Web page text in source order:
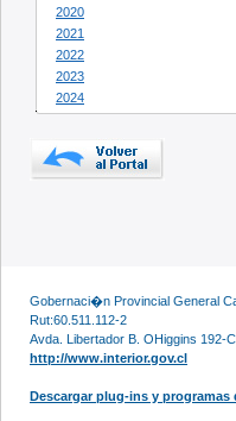
2020
2021
2022
2023
2024
Gobernaci�n Provincial General
Rut:60.511.112-2
Avda. Libertador B. OHiggins 192-
http://www.interior.gov.cl
Descargar plug-ins y